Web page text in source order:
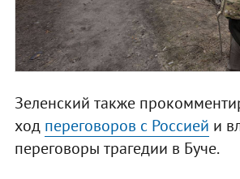
Зеленский также
ход переговоров с Россией и
переговоры трагедии в Буче.